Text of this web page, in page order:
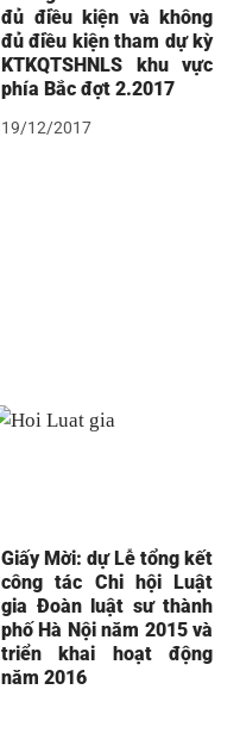
đủ điều kiện và không
đủ điều kiện tham dự kỳ
KTKQTSHNLS khu vực
phía Bắc đợt 2.2017
19/12/2017
Giấy Mời: dự Lễ tổng kết
công tác Chi hội Luật
gia Đoàn luật sư thành
phố Hà Nội năm 2015 và
triển khai hoạt động
năm 2016